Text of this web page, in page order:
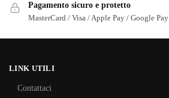
Pagamento sicuro e protetto
MasterCard / Visa / Apple Pay / Google Pay
LINK UTILI
Contattaci